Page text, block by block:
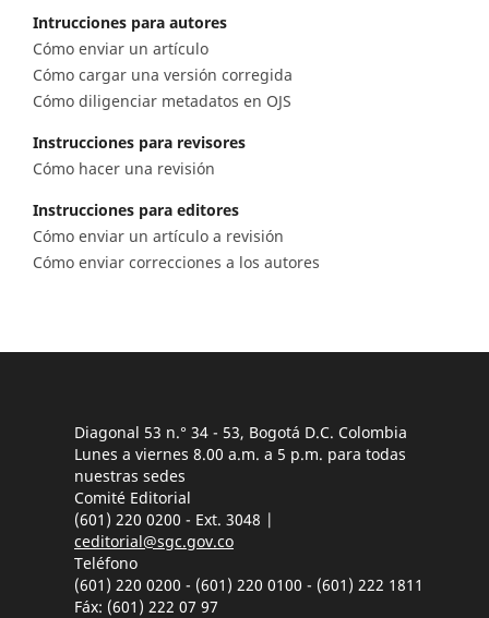
Intrucciones para autores
Cómo enviar un artículo
Cómo cargar una versión corregida
Cómo diligenciar metadatos en OJS
Instrucciones para revisores
Cómo hacer una revisión
Instrucciones para editores
Cómo enviar un artículo a revisión
Cómo enviar correcciones a los autores
Diagonal 53 n.° 34 - 53, Bogotá D.C. Colombia
Lunes a viernes 8.00 a.m. a 5 p.m. para todas
nuestras sedes
Comité Editorial
(601) 220 0200 - Ext. 3048 |
ceditorial@sgc.gov.co
Teléfono
(601) 220 0200 - (601) 220 0100 - (601) 222 1811
Fáx: (601) 222 07 97